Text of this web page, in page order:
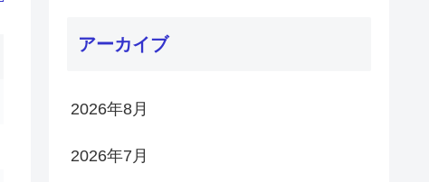
アーカイブ
2026年8月
2026年7月